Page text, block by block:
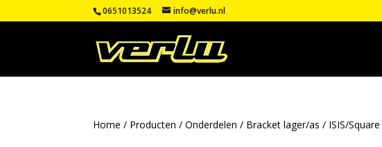
0651013524 info@verlu.nl
Home / Producten /Onderdelen / Bracket lager/as / ISIS/Square